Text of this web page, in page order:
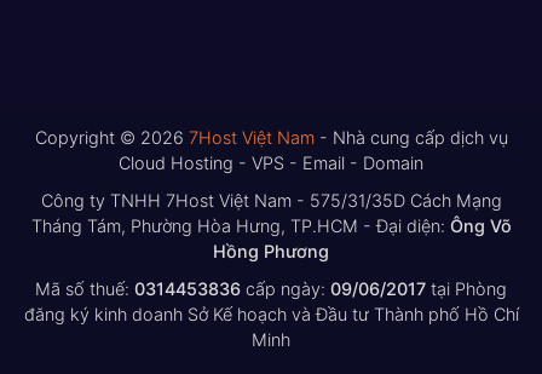
Copyright © 2026 7Host Việt Nam- Nhà cung cấp dịch vụ
Cloud Hosting - VPS - Email - Domain
Công ty TNHH 7Host Việt Nam - 575/31/35D Cách Mạng
Tháng Tám, Phường Hòa Hưng, TP.HCM - Đại diện: Ông Võ
Hồng Phương
Mã số thuế: 0314453836 cấp ngày: 09/06/2017 tại Phòng
đăng ký kinh doanh Sở Kế hoạch và Đầu tư Thành phố Hồ Chí
Minh